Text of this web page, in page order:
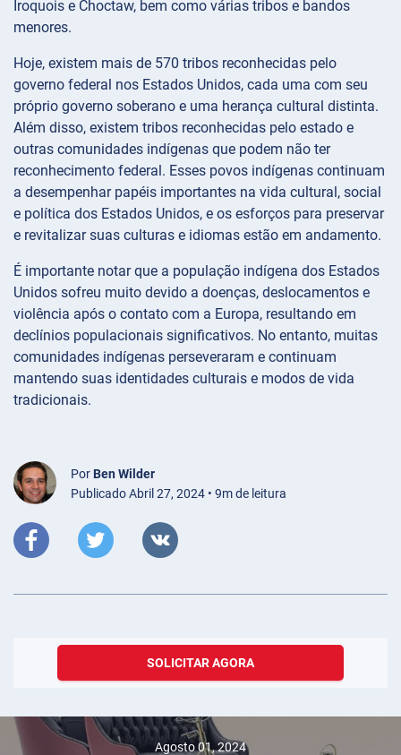
Iroquois e Choctaw, bem como várias tribos e bandos
menores.
Hoje, existem mais de 570 tribos reconhecidas pelo
governo federal nos Estados Unidos, cada uma com seu
próprio governo soberano e uma herança cultural distinta.
Além disso, existem tribos reconhecidas pelo estado e
outras comunidades indígenas que podem não ter
reconhecimento federal. Esses povos indígenas continuam
a desempenhar papéis importantes na vida cultural, social
e política dos Estados Unidos, e os esforços para preservar
e revitalizar suas culturas e idiomas estão em andamento.
É importante notar que a população indígena dos Estados
Unidos sofreu muito devido a doenças, deslocamentos e
violência após o contato com a Europa, resultando em
declínios populacionais significativos. No entanto, muitas
comunidades indígenas perseveraram e continuam
mantendo suas identidades culturais e modos de vida
tradicionais.
Por Ben Wilder
Publicado Abril 27, 2024 • 9m de leitura
SOLICITAR AGORA
Agosto 01, 2024